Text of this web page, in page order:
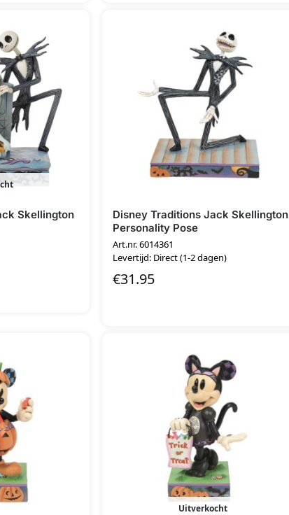
Skellington
Disney Traditions Jack Skellington
Personality Pose
Art.nr. 6014361
Levertijd: Direct (1-2 dagen)
€31.95
Uitverkocht